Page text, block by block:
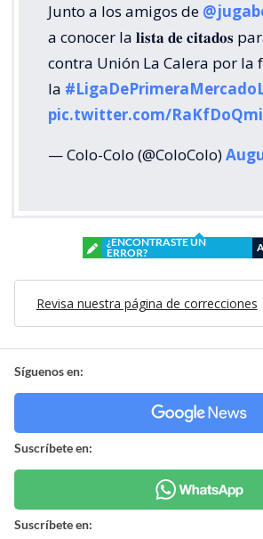
Junto a los amigos de
a conocer la 𝐥𝐢𝐬𝐭𝐚 𝐝𝐞 𝐜𝐢𝐭𝐚𝐝𝐨𝐬
contra Unión La Calera por la
la
pic.twitter.com/
— Colo-Colo (@ColoColo)
¿ENCONTRASTE UN
ERROR?
Revisa nuestra página de correcciones
Síguenos en:
Suscríbete en:
Suscríbete en: